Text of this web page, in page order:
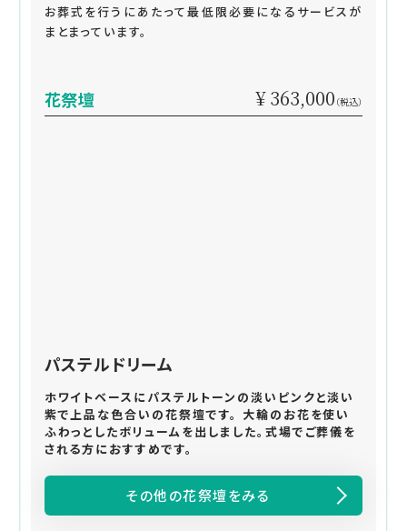
お葬式を行うにあたって最低限必要になるサービスが
まとまっています。
花祭壇 ¥ 363,000 （税込）
パステルドリーム
ホワイトベースにパステルトーンの淡いピンクと淡い
紫で上品な色合いの花祭壇です。 大輪のお花を使い
ふわっとしたボリュームを出しました。式場でご葬儀を
される方におすすめです。
その他の花祭壇をみる